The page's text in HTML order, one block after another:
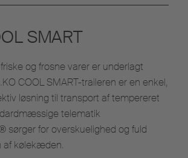
SMART
og frosne varer er underlagt
COOL SMART-traileren er en enkel,
løsning til transport af tempereret
telematik
sørger for overskuelighed og fuld
af kølekæden.